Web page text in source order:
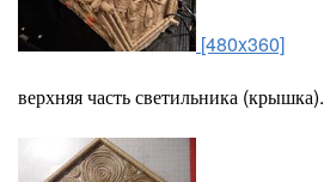
[480x360]
верхняя часть светильника (крышка).